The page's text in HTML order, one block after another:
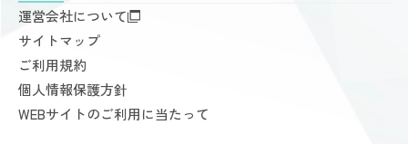
料金案内
入会手続きのご案内
お支払いについて
よくあるご質問
会員様からいただいた声
完全個室PRIVATE GYM Highness
24時間ジム Amazones & Hercules
AMAZONES ONLINE SHOP
運営会社について
サイトマップ
ご利用規約
個人情報保護方針
WEBサイトのご利用に当たって